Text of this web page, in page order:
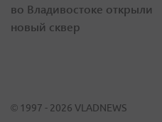
во Владивостоке открыли
новый сквер
© 1997 - 2026 VLADNEWS